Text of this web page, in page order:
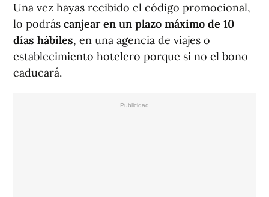
Una vez hayas recibido el código promocional,
lo podrás canjear en un plazo máximo de 10
días hábiles, en una agencia de viajes o
establecimiento hotelero porque si no el bono
caducará.